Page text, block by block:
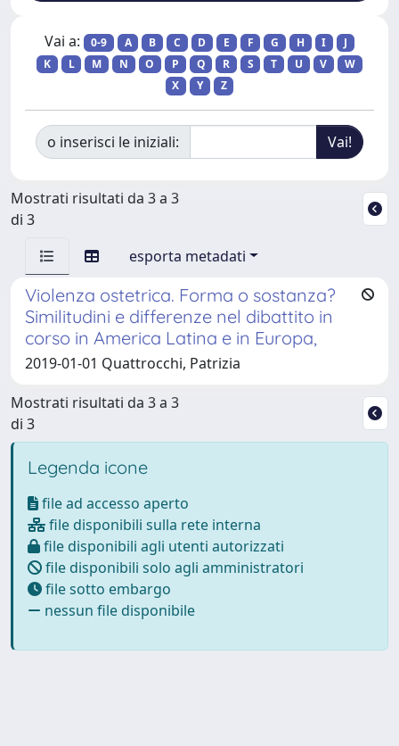
Vai a: 0-9 A B C D E F G H I
J
K
L M N O P Q R S T U V
W
X
Y Z
o inserisci le iniziali:
Mostrati risultati da 3 a 3
di 3
esporta metadati
Violenza ostetrica. Forma o sostanza?
Similitudini e differenze nel dibattito in
corso in America Latina e in Europa,
2019-01-01 Quattrocchi, Patrizia
Mostrati risultati da 3 a 3
di 3
Legenda icone
file ad accesso aperto
file disponibili sulla rete interna
file disponibili agli utenti autorizzati
file disponibili solo agli amministratori
file sotto embargo
nessun file disponibile